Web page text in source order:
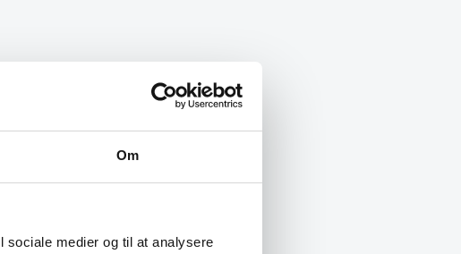
Om
sociale medier og til at analysere